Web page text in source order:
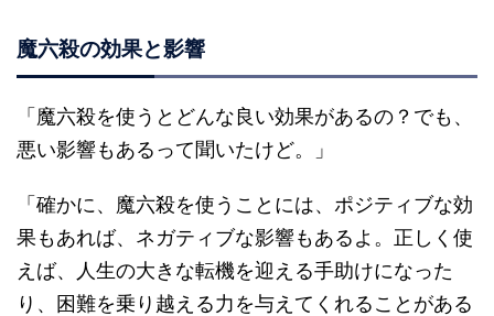
魔六殺の効果と影響
「魔六殺を使うとどんな良い効果があるの？でも、
悪い影響もあるって聞いたけど。」
「確かに、魔六殺を使うことには、ポジティブな効
果もあれば、ネガティブな影響もあるよ。正しく使
えば、人生の大きな転機を迎える手助けになった
り、困難を乗り越える力を与えてくれることがある